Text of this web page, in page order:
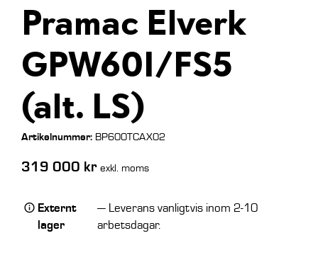
Pramac Elverk
GPW60I/FS5
(alt. LS)
Artikelnummer:BP600TCAX02
319 000 kr exkl. moms
Externt
lager
— Leverans vanligtvis inom 2-10
arbetsdagar.